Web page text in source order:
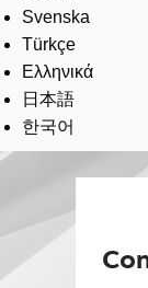
Svenska
Türkçe
Ελληνικά
日本語
한국어